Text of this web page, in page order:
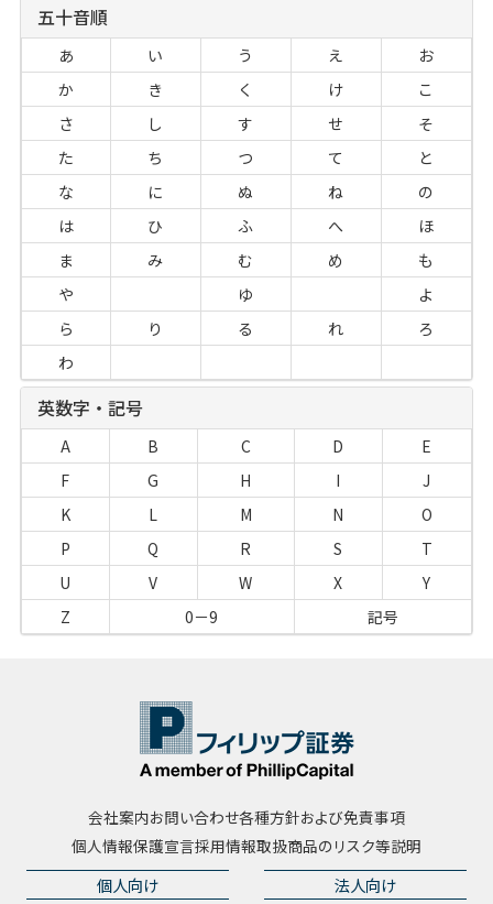
五十音順
あ い う え
お
か
き く け
こ
さ
し す せ
そ
た
ち つ て
と
な
に ぬ ね
の
は
ひ ふ へ
ほ
ま
み む め
も
や
ゆ
よ
ら
り る れ
ろ
わ
英数字・記号
A B C D
E
F
G H I
J
K
L M N
O
P
Q R S
T
U
V W X
Y
Z
0－9 記号
会社案内お問い合わせ各種方針および免責事項
個人情報保護宣言採用情報取扱商品のリスク等説明
個人向け 法人向け